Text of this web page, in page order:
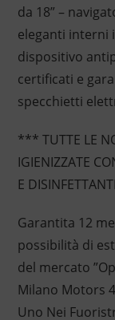
da 18” –
eleganti interni
dispositivo
certificati e
specchietti
*** TUTTE LE
IGIENIZZATE
E
Garantita 12
possibilità di
del mercato
Milano Motors
Uno Nei